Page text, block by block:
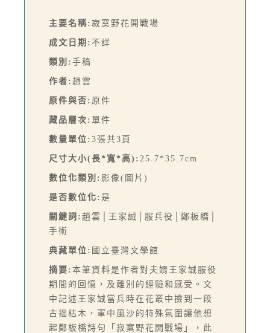
主要名稱: 寂寞野花開戰場
成文日期: 不詳
類別: 手稿
作者: 趙雲
原件與否: 原件
藏品層次: 單件
數量單位: 3張共3頁
尺寸大小(長*寬*高): 25.7*35.7cm
數位化類別: 影像(圖片)
是否數位化: 是
關鍵詞: 趙雲│王家誠│服兵役│鄭板橋│
手術
典藏單位: 國立臺灣文學館
摘要: 本筆資料是作者對夫婿王家誠服役
期間的回憶，及離別的經驗和感受。文
中記述王家誠當兵時在花叢中撿到一段
古拙枯木，軍中風沙的特殊氛圍讓他想
起鄭板橋詩句「寂寞野花開戰場」，此